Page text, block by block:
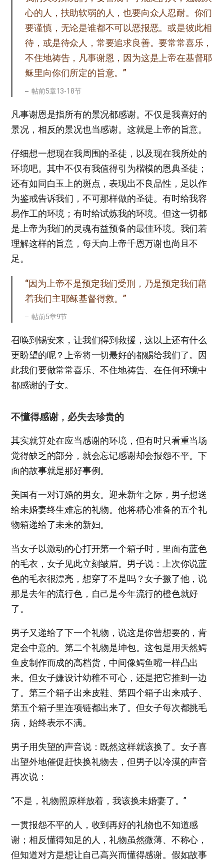
心的人，扶助软弱的人，也要向众人忍耐。你们
要谨慎，无论是谁都不可以恶报恶。或是彼此相
待，或是待众人，常要追求良善。要常常喜乐，
不住地祷告，凡事谢恩，因为这是上帝在基督耶
稣里向你们所定的旨意。”
帖前5章13-18节
凡事谢恩是指所有的景况都感谢。不仅是我喜好的
景况，相反的景况也当感谢。这就是上帝的旨意。
仔细想一想现在我周围的圣徒，以及现在我所处的
环境吧。其中不仅有我值得引为楷模的恩典圣徒；
还有如同白玉上的斑点，表现出不良品性，足以作
为鉴戒告诉我们，不可那样做的圣徒。有时给我容
易作工的环境；有时给试炼我的环境。但这一切都
是上帝为我们的灵魂有益预备的最佳环境。我们若
理解这样的旨意，每天向上帝千恩万谢也尚且不
足。
“因为上帝不是预定我们受刑，乃是预定我们藉
着我们主耶稣基督得救。”
帖前5章9节
召唤到锡安来，让我们得到救援，这以上还有什么
更盼望的呢？上帝将一切最好的都赐给我们了。因
此我们要做常常喜乐、不住地祷告、在任何环境中
都感谢的子女。
不懂得感谢，必失去珍贵的
其实就算处在应当感谢的环境，但有时只看重当场
觉得缺乏的部分，就会忘记感谢却会报怨不平。下
面的故事就是那好事例。
美国有一对订婚的男女。迎来新年之际，男子想送
给未婚妻终生难忘的礼物。他将精心准备的五个礼
物箱递给了未来的新妇。
当女子以激动的心打开第一个箱子时，里面有蓝色
的毛衣，女子见此立刻皱眉。男子说：上次你说蓝
色的毛衣很漂亮，想穿了不是吗？女子撅了他，说
那是去年的流行色，自己是今年流行的橙色就好
了。
男子又递给了下一个礼物，说这是你曾想要的，肯
定会中意的。第二个礼物是坤包。这包是用天然鳄
鱼皮制作而成的高档货，中间像鳄鱼嘴一样凸出
来。但女子嫌设计幼稚不可心，还是把它推到一边
了。第三个箱子出来皮鞋、第四个箱子出来戒子、
第五个箱子里连项链都出来了。但女子每次都挑毛
病，始终表示不满。
男子用失望的声音说：既然这样就该换了。女子喜
出望外地催促赶快换礼物去，但男子以冷漠的声音
再次说：
“不是，礼物照原样放着，我该换未婚妻了。”
一贯报怨不平的人，收到再好的礼物也不知道感
谢；相反懂得知足的人，礼物虽然微薄、不称心，
但知道对方是想让自己高兴而懂得感谢。假如故事